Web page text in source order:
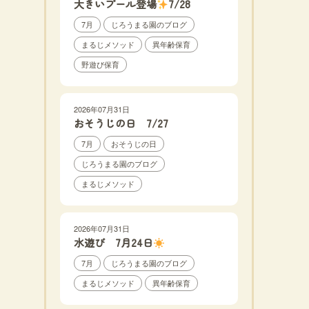
大きいプール登場 7/28
7月
じろうまる園のブログ
まるじメソッド
異年齢保育
野遊び保育
2026年07月31日
おそうじの日 7/27
7月
おそうじの日
じろうまる園のブログ
まるじメソッド
2026年07月31日
水遊び 7月24日
7月
じろうまる園のブログ
まるじメソッド
異年齢保育